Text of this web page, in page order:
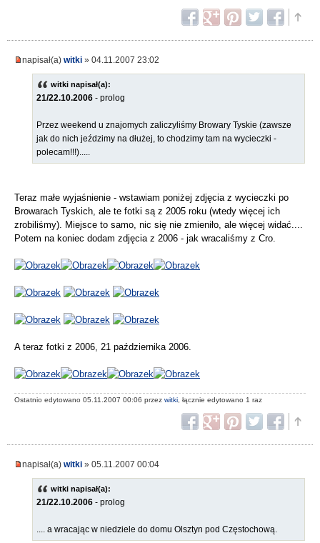
napisał(a) witki » 04.11.2007 23:02
witki napisał(a):
21/22.10.2006 - prolog
Przez weekend u znajomych zaliczyliśmy Browary Tyskie (zawsze
jak do nich jeździmy na dłużej, to chodzimy tam na wycieczki -
polecam!!!).....
Teraz małe wyjaśnienie - wstawiam poniżej zdjęcia z wycieczki po
Browarach Tyskich, ale te fotki są z 2005 roku (wtedy więcej ich
zrobiliśmy). Miejsce to samo, nic się nie zmieniło, ale więcej widać....
Potem na koniec dodam zdjęcia z 2006 - jak wracaliśmy z Cro.
A teraz fotki z 2006, 21 października 2006.
Ostatnio edytowano 05.11.2007 00:06 przez witki , łącznie edytowano 1 raz
napisał(a) witki » 05.11.2007 00:04
witki napisał(a):
21/22.10.2006 - prolog
.... a wracając w niedziele do domu Olsztyn pod Częstochową.